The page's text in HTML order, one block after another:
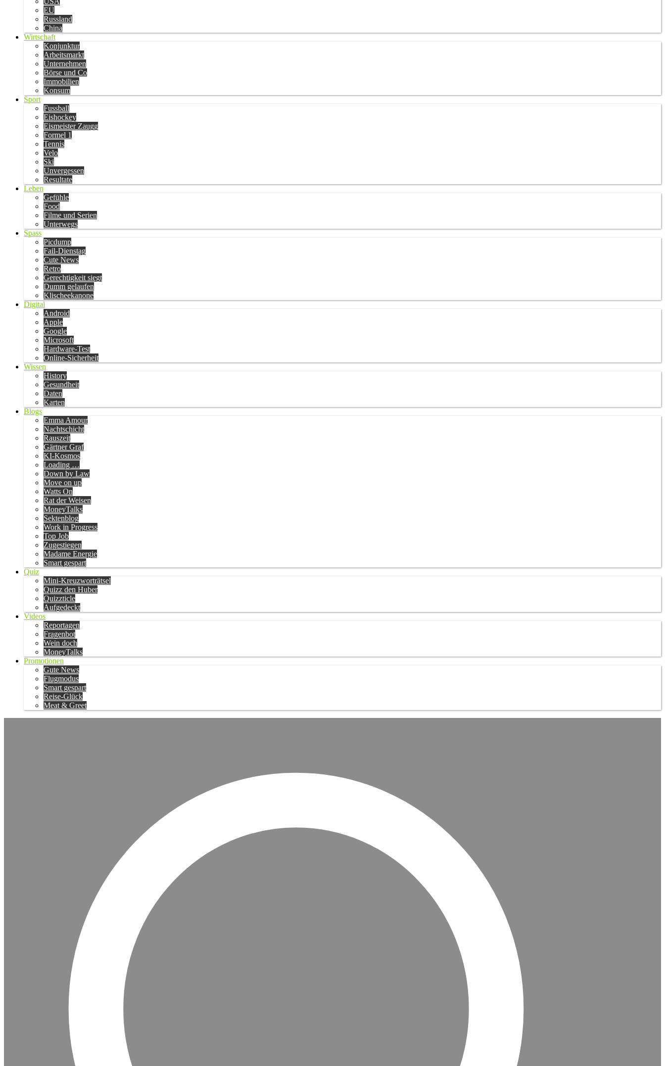
EU
Russland
China
Wirtschaft
Konjunktur
Arbeitsmarkt
Unternehmen
Börse und Co
Immobilien
Konsum
Sport
Fussball
Eishockey
Eismeister Zaugg
Formel 1
Tennis
Velo
Ski
Unvergessen
Resultate
Leben
Gefühle
Food
Filme und Serien
Unterwegs
Spass
Picdump
Fail-Dienstag
Cute News
Retro
Gerechtigkeit siegt
Dumm gelaufen
Klischeekanone
Digital
Android
Apple
Google
Microsoft
Hardware-Test
Online-Sicherheit
Wissen
History
Gesundheit
Daten
Karten
Blogs
Emma Amour
Nachtschicht
Rauszeit
Gärtner Graf
KI-Kosmos
Loading …
Down by Law
Move on up
Watts On
Rat der Weisen
MoneyTalks
Sektenblog
Work in Progress
Top Job
Zugestiegen
Madame Energie
Smart gespart
Quiz
Mini-Kreuzworträtsel
Quizz den Huber
Quizzticle
Aufgedeckt
Videos
Reportagen
Fragenbot
Wein doch
MoneyTalks
Promotionen
Gute News
Flugmodus
Smart gespart
Reise-Glück
Meat & Greet